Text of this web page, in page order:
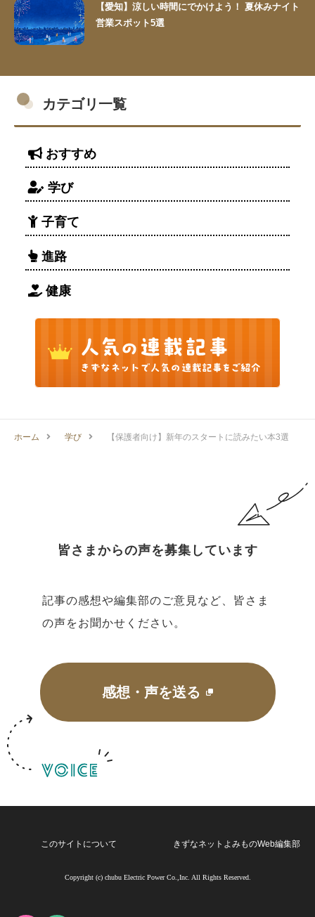
【愛知】涼しい時間にでかけよう！ 夏休みナイト
営業スポット5選
カテゴリ一覧
おすすめ
学び
子育て
進路
健康
ホーム 学び 【保護者向け】新年のスタートに読みたい本3選
皆さまからの声を募集しています
記事の感想や編集部のご意見など、皆さま
の声をお聞かせください。
感想・声を送る
このサイトについて きずなネットよみものWeb編集部
Copyright (c) chubu Electric Power Co.,Inc. All Rights Reserved.